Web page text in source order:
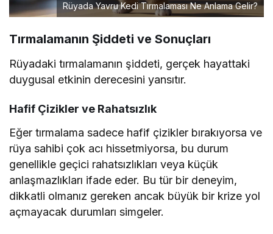
Rüyada Yavru Kedi Tırmalaması Ne Anlama Gelir?
Tırmalamanın Şiddeti ve Sonuçları
Rüyadaki tırmalamanın şiddeti, gerçek hayattaki
duygusal etkinin derecesini yansıtır.
Hafif Çizikler ve Rahatsızlık
Eğer tırmalama sadece hafif çizikler bırakıyorsa ve
rüya sahibi çok acı hissetmiyorsa, bu durum
genellikle geçici rahatsızlıkları veya küçük
anlaşmazlıkları ifade eder. Bu tür bir deneyim,
dikkatli olmanız gereken ancak büyük bir krize yol
açmayacak durumları simgeler.